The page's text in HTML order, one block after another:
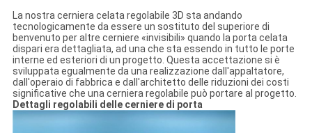
La nostra cerniera celata regolabile 3D sta andando
tecnologicamente da essere un sostituto del superiore di
benvenuto per altre cerniere «invisibili» quando la porta celata
dispari era dettagliata, ad una che sta essendo in tutto le porte
interne ed esteriori di un progetto. Questa accettazione si è
sviluppata egualmente da una realizzazione dall'appaltatore,
dall'operaio di fabbrica e dall'architetto delle riduzioni dei costi
significative che una cerniera regolabile può portare al progetto.
Dettagli regolabili delle cerniere di porta